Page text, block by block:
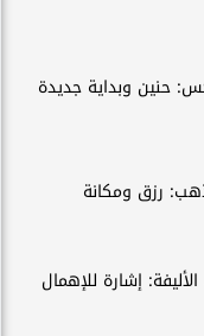
حنين وبداية جديدة
رزق ومكانة
إشارة للإهمال